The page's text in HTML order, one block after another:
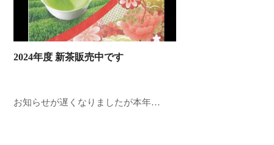
2024年度 新茶販売中です
お知らせが遅くなりましたが本年…